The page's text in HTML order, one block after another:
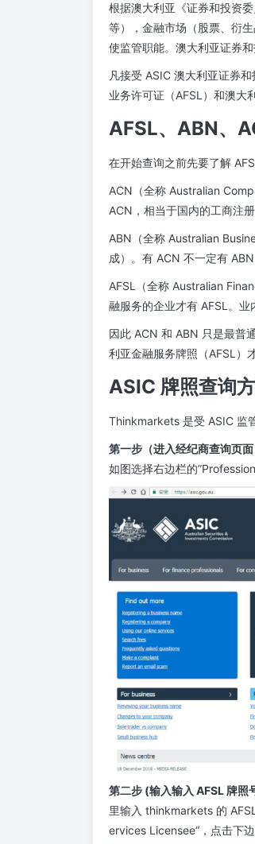
根据澳大利亚《证券和投资
等），金融市场（股票、衍
使监管职能。澳大利亚证券
凡接受 ASIC 澳大利亚证券
业务许可证（AFSL）和澳大
AFSL、ABN、
在开始查询之前先要了解
ACN（全称 Australian
ACN，相当于国内的工商注册
ABN（全称 Australian
成）。有 ACN 不一定有
AFSL（全称 Australian
融服务的企业才有 AFSL。业
因此 ACN 和 ABN 只是最普
利亚金融服务牌照（AFSL）
ASIC 牌照查询
Thinkmarkets 是受 ASIC 监
第一步（进入经纪商查询页面
如图选择右边栏的
第二步 (输入输入 AFSL 牌照
里输入 thinkmarkets 的
ervices Licensee“，点击下